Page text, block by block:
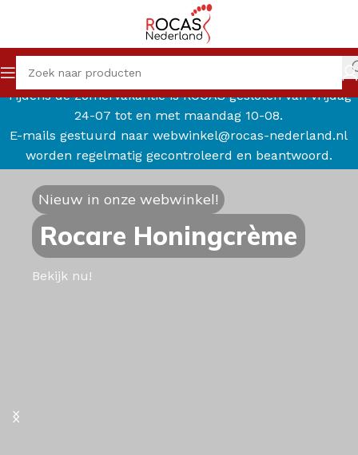
Tijdens de zomervakantie is ROCAS gesloten van vrijdag
24-07 tot en met maandag 10-08.
E-mails gestuurd naar webwinkel@rocas-nederland.nl
worden regelmatig gecontroleerd en beantwoord.
Nieuw in onze webwinkel!
Rocare Honingcrème
Bekijk nu!